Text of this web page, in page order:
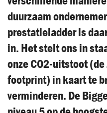
duurzaam
prestatieladder is
in. Het stelt ons in
onze CO2-uitstoot
footprint) in kaart te
verminderen. De